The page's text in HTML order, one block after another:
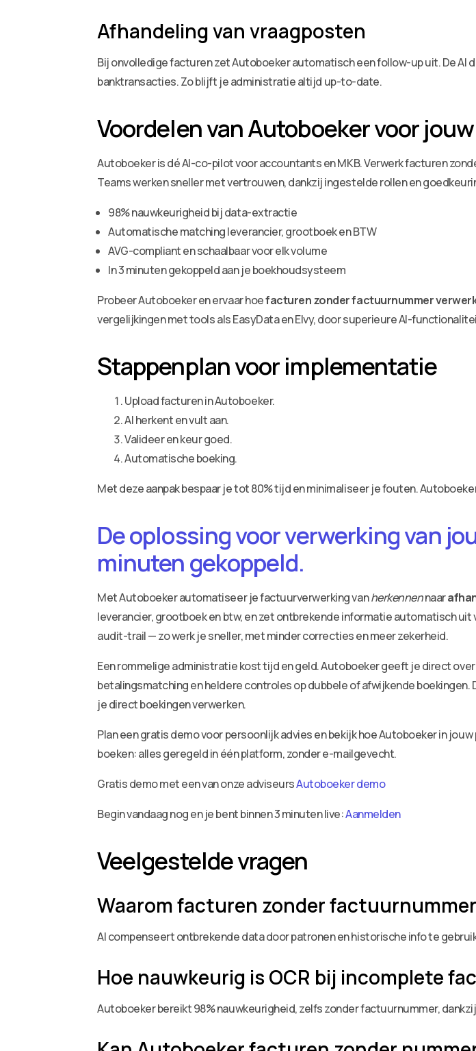
Afhandeling van vraagposten
Bij onvolledige facturen zet Autoboeker automatisch een follow-up uit. De
banktransacties. Zo blijft je administratie altijd up-to-date.
Voordelen van Autoboeker voor
Autoboeker is dé AI-co-pilot voor accountants en MKB. Verwerk facturen
Teams werken sneller met vertrouwen, dankzij ingestelde rollen en
98% nauwkeurigheid bij data-extractie
Automatische matching leverancier, grootboek en BTW
AVG-compliant en schaalbaar voor elk volume
In 3 minuten gekoppeld aan je boekhoudsysteem
Probeer Autoboeker en ervaar hoefacturen zonder factuurnummer
vergelijkingen met tools als EasyData en Elvy, door superieure AI-
Stappenplan voor implementatie
Upload facturen in Autoboeker.
AI herkent en vult aan.
Valideer en keur goed.
Automatische boeking.
Met deze aanpak bespaar je tot 80% tijd en minimaliseer je fouten.
De oplossing voor verwerking van
minuten gekoppeld.
Met Autoboeker automatiseer je factuurverwerking vanherkennennaar
leverancier, grootboek en btw, en zet ontbrekende informatie automatisch
audit-trail — zo werk je sneller, met minder correcties en meer zekerheid.
Een rommelige administratie kost tijd en geld. Autoboeker geeft je direct
betalingsmatching en heldere controles op dubbele of afwijkende boekingen.
je direct boekingen verwerken.
Plan een gratis demo voor persoonlijk advies en bekijk hoe Autoboeker in
boeken: alles geregeld in één platform, zonder e-mailgevecht.
Gratis demo met een van onze adviseursAutoboeker demo
Begin vandaag nog en je bent binnen 3 minuten live:Aanmelden
Veelgestelde vragen
Waarom facturen zonder
AI compenseert ontbrekende data door patronen en historische info te
Hoe nauwkeurig is OCR bij incomplete
Autoboeker bereikt 98% nauwkeurigheid, zelfs zonder factuurnummer,